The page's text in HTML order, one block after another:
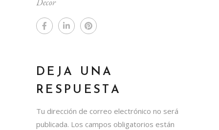
Decor
DEJA UNA
RESPUESTA
Tu dirección de correo electrónico no será
publicada. Los campos obligatorios están